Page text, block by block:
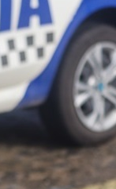
Homem é preso
investigado por
vulnerável em
Fim de semana
tem
especial no
Prêmio
Caso Flávia